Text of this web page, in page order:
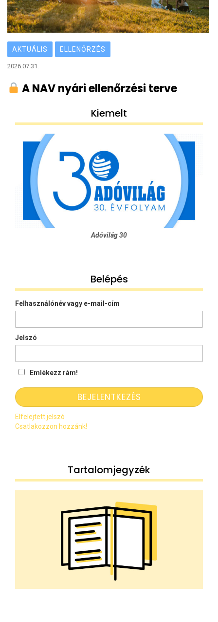
AKTUÁLIS ELLENŐRZÉS
2026.07.31.
A NAV nyári ellenőrzési terve
Kiemelt
Adóvilág 30
Belépés
Felhasználónév vagy e-mail-cím
Jelszó
Emlékezz rám!
Elfelejtett jelszó
Csatlakozzon hozzánk!
Tartalomjegyzék